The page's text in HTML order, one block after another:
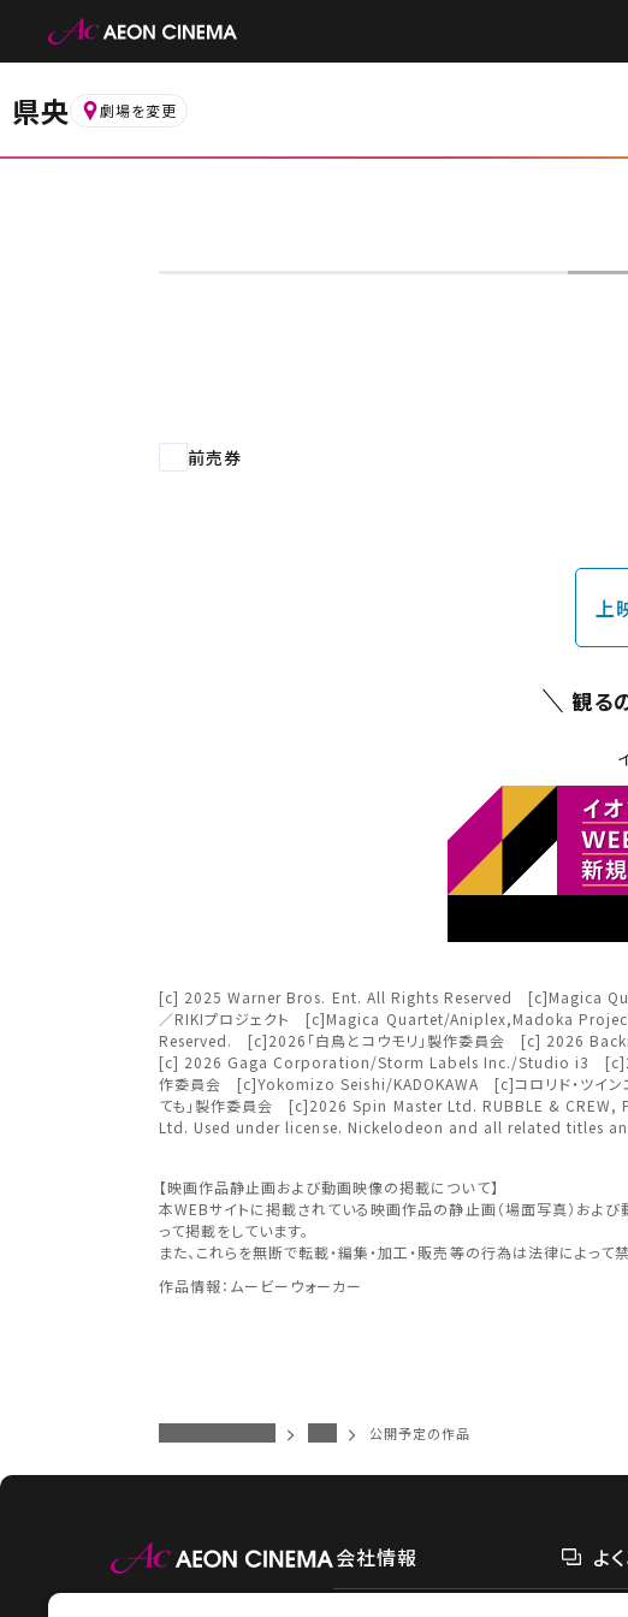
チケットの購
無料のワタ
チケットの予約状況
予約を確認する
県央 劇場を変更
お近くの劇場から選ぶ
近畿
中国・四国
関東
中部
近畿
九州
前売券
上
観る
[c] 2025 Warner Bros. Ent. All Rights Reserved [c]Magica
／RIKIプロジェクト [c]Magica Quartet/Aniplex,Madoka
Reserved. [c]2026「白鳥とコウモリ」製作委員会 [c] 2026
[c] 2026 Gaga Corporation/Storm Labels Inc./Studio i3
作委員会 [c]Yokomizo Seishi/KADOKAWA [c]コロリド・ツイン
ても」製作委員会 [c]2026 Spin Master Ltd. RUBBLE &
Ltd. Used under license. Nickelodeon and all related titles
【映画作品静止画および動画映像の掲載について】
本WEBサイトに掲載されている映画作品の静止画（場面写真）およ
って掲載をしています。
また、これらを無断で転載・編集・加工・販売等の行為は法律によって禁
作品情報：ムービーウォーカー
公開予定の作品
会社情報 よ
劇場を変更
変更しないで
上映日を変
変更しないで
みたい機